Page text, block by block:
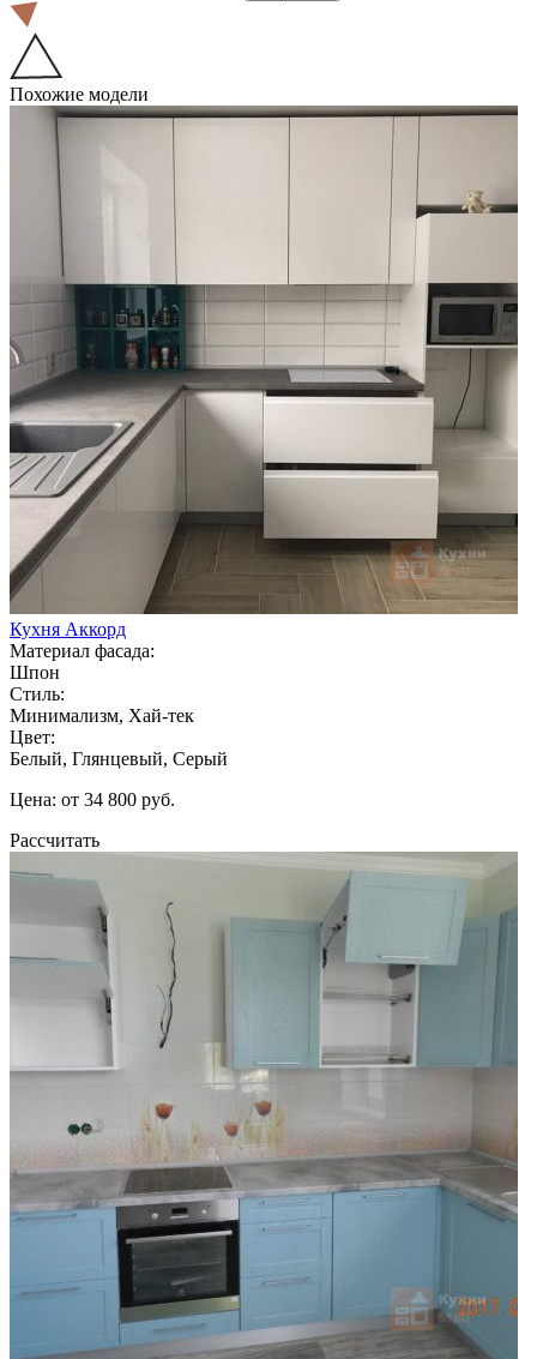
Похожие модели
Кухня Аккорд
Материал фасада:
Шпон
Стиль:
Минимализм, Хай-тек
Цвет:
Белый, Глянцевый, Серый
Цена: от 34 800 руб.
Рассчитать